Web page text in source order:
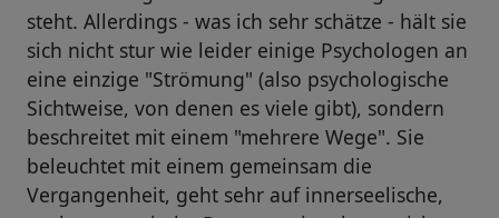
steht. Allerdings - was ich sehr schätze - hält sie
sich nicht stur wie leider einige Psychologen an
eine einzige "Strömung" (also psychologische
Sichtweise, von denen es viele gibt), sondern
beschreitet mit einem "mehrere Wege". Sie
beleuchtet mit einem gemeinsam die
Vergangenheit, geht sehr auf innerseelische,